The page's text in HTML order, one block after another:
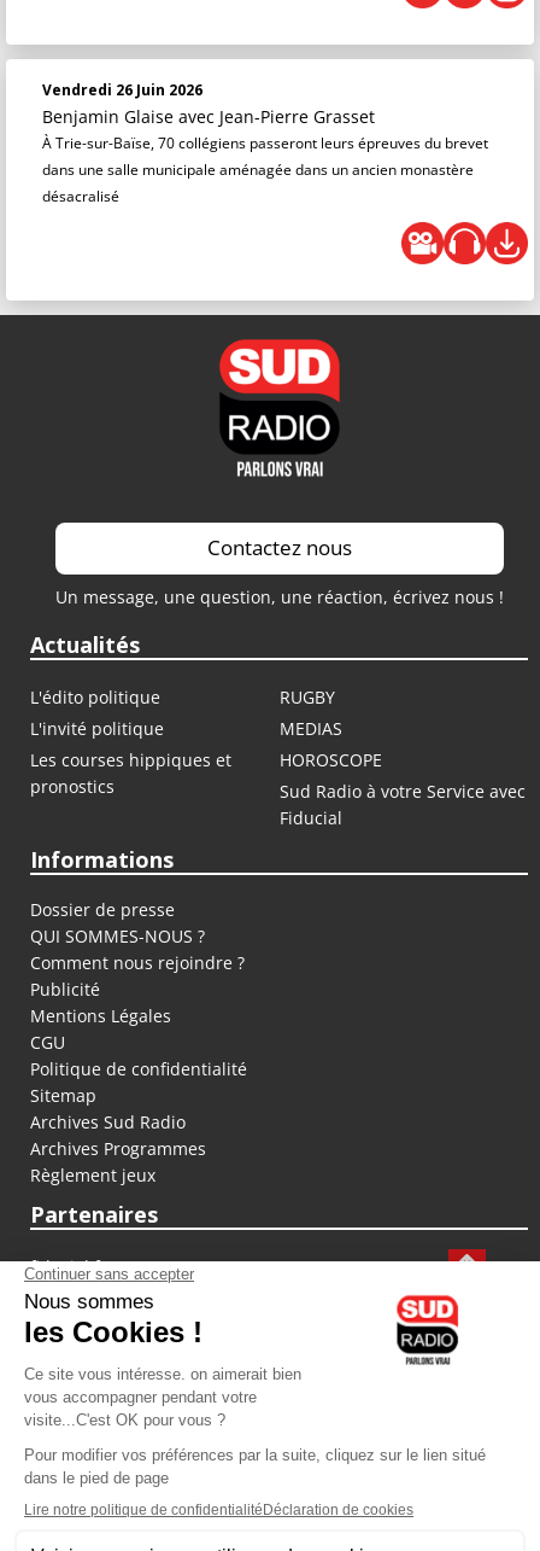
Vendredi 26 Juin 2026
Benjamin Glaise avec Jean-Pierre Grasset
À Trie-sur-Baïse, 70 collégiens passeront leurs épreuves du brevet
dans une salle municipale aménagée dans un ancien monastère
désacralisé
Contactez nous
Un message, une question, une réaction, écrivez nous !
Actualités
L'édito politique
RUGBY
L'invité politique
MEDIAS
Les courses hippiques et
pronostics
HOROSCOPE
Sud Radio à votre Service avec
Fiducial
Informations
Dossier de presse
QUI SOMMES-NOUS ?
Comment nous rejoindre ?
Publicité
Mentions Légales
CGU
Politique de confidentialité
Sitemap
Archives Sud Radio
Archives Programmes
Règlement jeux
Partenaires
fiducial.fr
lyoncapitale.fr
olympique-et-lyonnais.com
L'application Iphone / Android
Téléchargez l'application
Les cookies